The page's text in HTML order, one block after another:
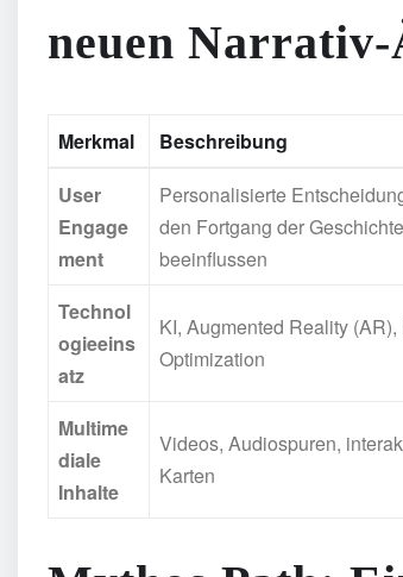
neuen
Merkmal Beschreibung
User
Engage
ment
Personalisierte
den Fortgang der Geschichte
beeinflussen
Technol
ogieeins
atz
KI, Augmented Reality
Optimization
Multime
diale
Inhalte
Videos, Audiospuren,
Karten